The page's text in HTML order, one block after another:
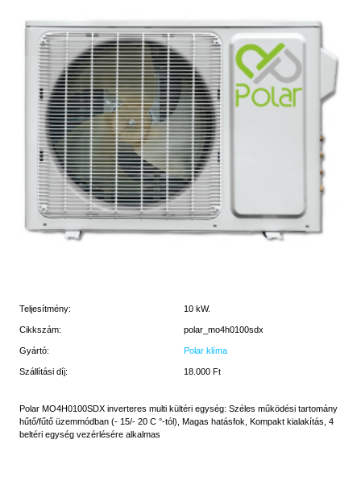
Teljesítmény: 10 kW.
Cikkszám: polar_mo4h0100sdx
Gyártó: Polar klíma
Szállítási díj: 18.000 Ft
Polar MO4H0100SDX inverteres multi kültéri egység: Széles működési tartomány
hűtő/fűtő üzemmódban (- 15/- 20 C °-tól), Magas hatásfok, Kompakt kialakítás, 4
beltéri egység vezérlésére alkalmas